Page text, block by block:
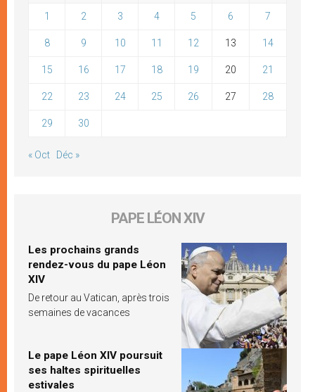
1 2 3 4 5 6 7
8 9 10 11 12 13 14
15 16 17 18 19 20 21
22 23 24 25 26 27 28
29 30
« Oct Déc »
PAPE LÉON XIV
Les prochains grands
rendez-vous du pape Léon
XIV
De retour au Vatican, après trois
semaines de vacances
Le pape Léon XIV poursuit
ses haltes spirituelles
estivales